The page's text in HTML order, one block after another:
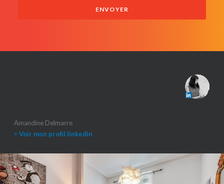
Amandine Delmarre
> Voir mon profil linkedin